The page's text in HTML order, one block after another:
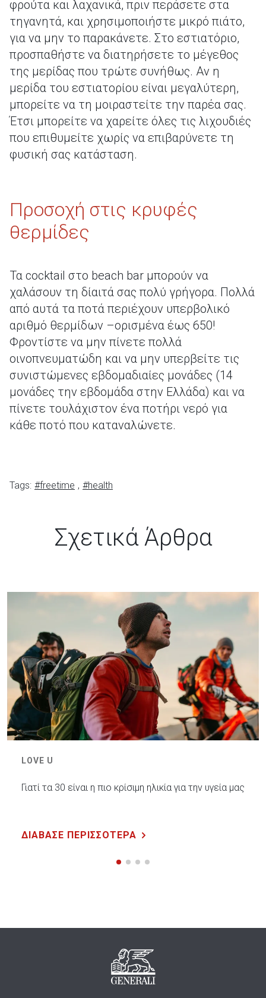
φρούτα και λαχανικά, πριν περάσετε στα
τηγανητά, και χρησιμοποιήστε μικρό πιάτο,
για να μην το παρακάνετε. Στο εστιατόριο,
προσπαθήστε να διατηρήσετε το μέγεθος
της μερίδας που τρώτε συνήθως. Αν η
μερίδα του εστιατορίου είναι μεγαλύτερη,
μπορείτε να τη μοιραστείτε την παρέα σας.
Έτσι μπορείτε να χαρείτε όλες τις λιχουδιές
που επιθυμείτε χωρίς να επιβαρύνετε τη
φυσική σας κατάσταση.
Προσοχή στις κρυφές
θερμίδες
Τα cocktail στο beach bar μπορούν να
χαλάσουν τη δίαιτά σας πολύ γρήγορα. Πολλά
από αυτά τα ποτά περιέχουν υπερβολικό
αριθμό θερμίδων –ορισμένα έως 650!
Φροντίστε να μην πίνετε πολλά
οινοπνευματώδη και να μην υπερβείτε τις
συνιστώμενες εβδομαδιαίες μονάδες (14
μονάδες την εβδομάδα στην Ελλάδα) και να
πίνετε τουλάχιστον ένα ποτήρι νερό για
κάθε ποτό που καταναλώνετε.
Tags: #freetime , #health
Σχετικά Άρθρα
LOVE U
Γιατί τα 30 είναι η πιο κρίσιμη ηλικία για την υγεία μας
ΔΙΑΒΑΣΕ ΠΕΡΙΣΣΟΤΕΡΑ